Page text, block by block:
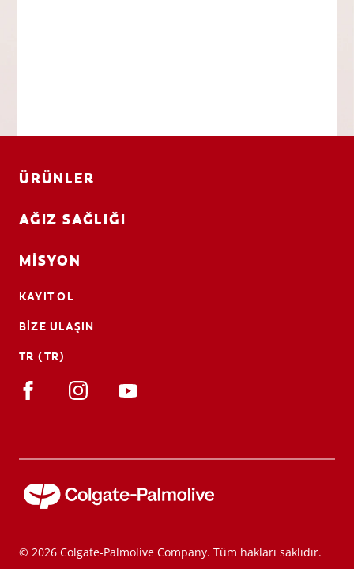
ÜRÜNLER
AĞIZ SAĞLIĞI
MISYON
KAYIT OL
BIZE ULAŞIN
TR (TR)
© 2026 Colgate-Palmolive Company. Tüm hakları saklıdır.